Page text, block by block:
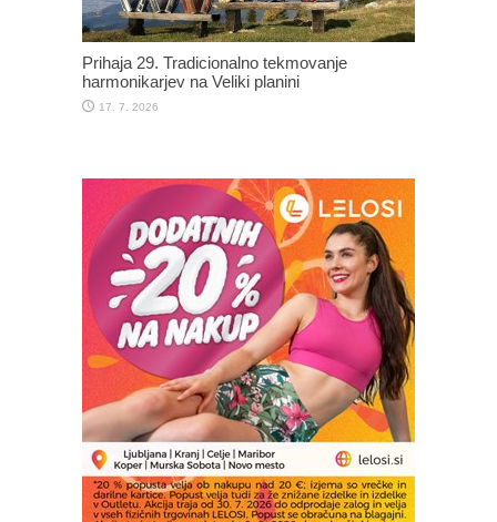
Prihaja 29. Tradicionalno tekmovanje
harmonikarjev na Veliki planini
17. 7. 2026